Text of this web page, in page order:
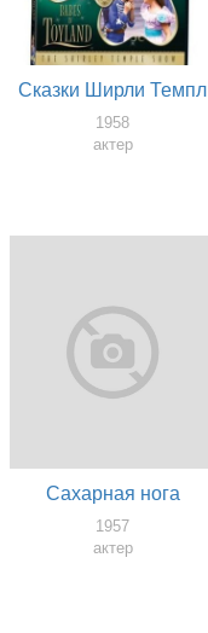
Сказки Ширли Темпл
1958
актер
Сахарная нога
1957
актер